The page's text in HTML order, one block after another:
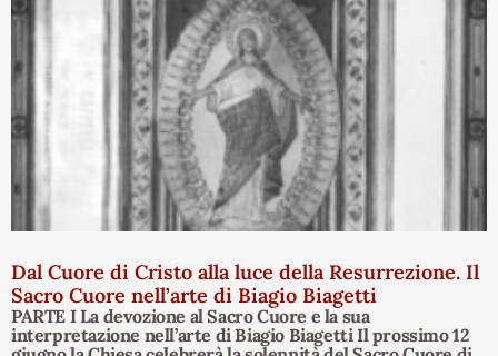
Dal Cuore di Cristo alla luce della Resurrezione. Il
Sacro Cuore nell’arte di Biagio Biagetti
PARTE I La devozione al Sacro Cuore e la sua
interpretazione nell’arte di Biagio Biagetti Il prossimo 12